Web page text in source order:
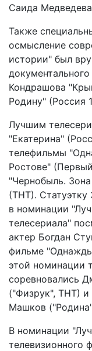
Саида
Также
осмысление
истории" был
Кондрашова
Родину" (Россия
Лучшим
"Екатерина"
телефильмы
Ростове"
"Чернобыль.
(ТНТ). Статуэтку
в номинации
телесериала"
актер Богдан
фильме
этой номинации
соревновались
("Физрук", ТНТ)
Машков
В номинации
телевизионного